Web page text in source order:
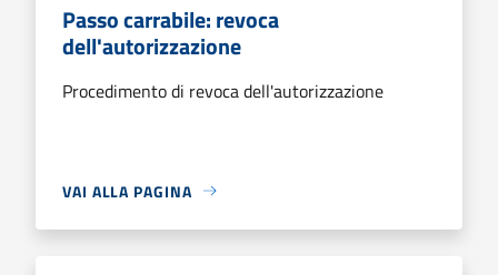
Passo carrabile: revoca
dell'autorizzazione
Procedimento di revoca dell'autorizzazione
VAI ALLA PAGINA